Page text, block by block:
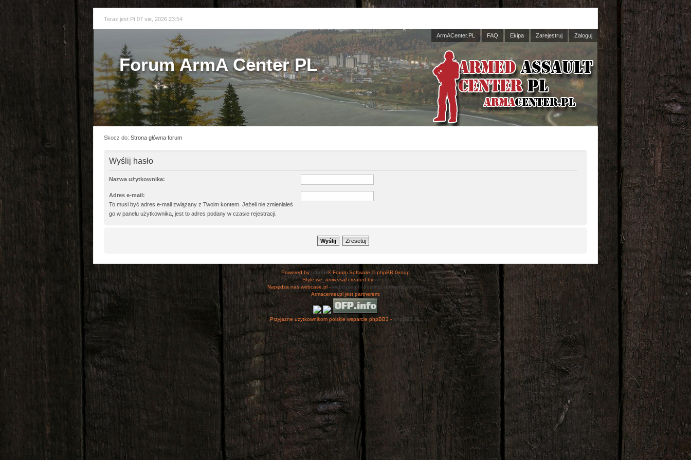
Teraz jest Pt 07 sie, 2026 23:54
ArmACenter.PL FAQ Ekipa Zarejestruj Zaloguj
Forum ArmA Center PL
Skocz do: Strona główna forum
Wyślij hasło
Nazwa użytkownika:
Adres e-mail:
To musi być adres e-mail związany z Twoim kontem. Jeżeli nie zmieniałeś
go w panelu użytkownika, jest to adres podany w czasie rejestracji.
Powered by phpBB® Forum Software © phpBB Group
Style we_universalcreated by weeb
Napędza nas webcase.pl - webcase.pl - hosting, domeny, serwery
Armacenter.pl jest partnerem:
Przyjazne użytkownikom polskie wsparcie phpBB3 - phpBB3.PL